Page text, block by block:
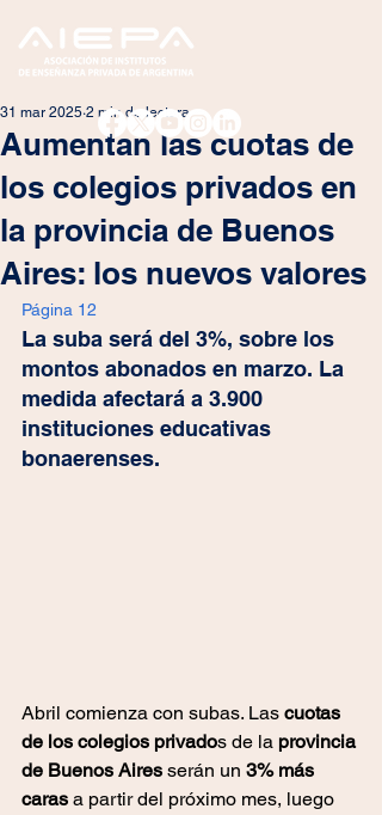
Aumentan las cuotas de
los colegios privados en
la provincia de Buenos
Aires: los nuevos valores
31 mar 2025 2 min de lectura
Página 12
La suba será del 3%, sobre los
montos abonados en marzo. La
medida afectará a 3.900
instituciones educativas
bonaerenses.
Abril comienza con subas. Las cuotas
de los colegios privados de la provincia
de Buenos Aires serán un 3% más
caras a partir del próximo mes, luego